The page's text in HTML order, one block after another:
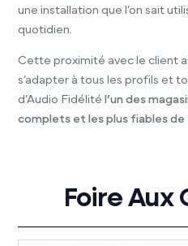
une installation que l’on sait
quotidien.
Cette proximité avec le client
s’adapter à tous les profils et
d’Audio Fidélité l’un des
complets et les plus fiables de
Foire Aux